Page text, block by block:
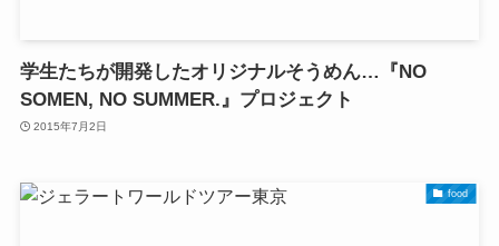
学生たちが開発したオリジナルそうめん…『NO
SOMEN, NO SUMMER.』プロジェクト
2015年7月2日
food